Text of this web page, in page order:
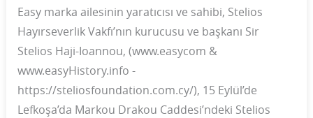
Easy marka ailesinin yaratıcısı ve sahibi, Stelios
Hayırseverlik Vakfı’nın kurucusu ve başkanı Sir
Stelios Haji-Ioannou, (www.easycom &
www.easyHistory.info -
https://steliosfoundation.com.cy/), 15 Eylül’de
Lefkoşa’da Markou Drakou Caddesi’ndeki Stelios